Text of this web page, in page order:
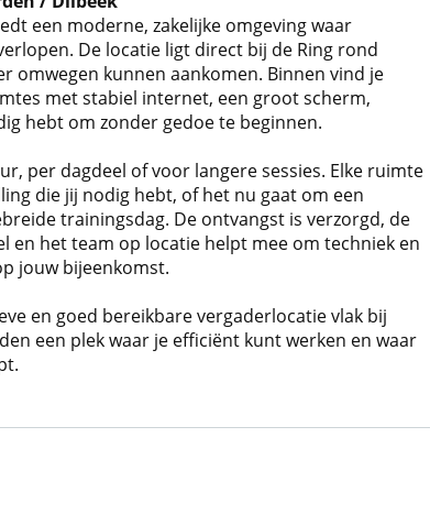
een moderne, zakelijke omgeving waar
De locatie ligt direct bij de Ring rond
omwegen kunnen aankomen. Binnen vind je
met stabiel internet, een groot scherm,
hebt om zonder gedoe te beginnen.
per dagdeel of voor langere sessies. Elke ruimte
die jij nodig hebt, of het nu gaat om een
trainingsdag. De ontvangst is verzorgd, de
en het team op locatie helpt mee om techniek en
jouw bijeenkomst.
en goed bereikbare vergaderlocatie vlak bij
een plek waar je efficiënt kunt werken en waar